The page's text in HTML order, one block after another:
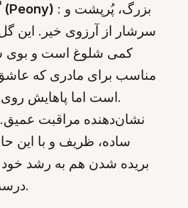
گل صدتومانی (Peony) : بزرگ، پُرپشت و
سرشار از آرزوی خیر. این
کمی شلوغ است و بوی
مناسب برای مادری که
است اما پاهایش روی زمین می‌ماند.
ساده، ظریف و با این
بریده شدن هم به رشد خود
درست مثل مادرها.